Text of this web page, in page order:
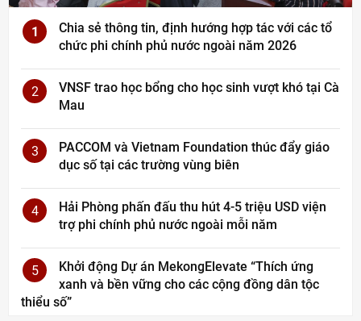
1
Chia sẻ thông tin, định hướng hợp tác với các tổ
chức phi chính phủ nước ngoài năm 2026
2
VNSF trao học bổng cho học sinh vượt khó tại Cà
Mau
3
PACCOM và Vietnam Foundation thúc đẩy giáo
dục số tại các trường vùng biên
4
Hải Phòng phấn đấu thu hút 4-5 triệu USD viện
trợ phi chính phủ nước ngoài mỗi năm
5
Khởi động Dự án MekongElevate “Thích ứng
xanh và bền vững cho các cộng đồng dân tộc
thiểu số”